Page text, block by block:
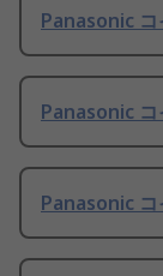
Panasonic コ
Panasonic コ
Panasonic コ